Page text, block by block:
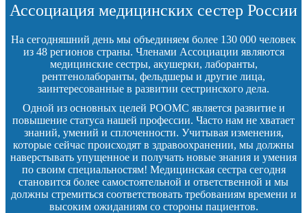
Ассоциация медицинских сестер России
На сегодняшний день мы объединяем более 130 000 человек
из 48 регионов страны. Членами Ассоциации являются
медицинские сестры, акушерки, лаборанты,
рентгенолаборанты, фельдшеры и другие лица,
заинтересованные в развитии сестринского дела.
Одной из основных целей РООМС является развитие и
повышение статуса нашей профессии. Часто нам не хватает
знаний, умений и сплоченности. Учитывая изменения,
которые сейчас происходят в здравоохранении, мы должны
наверстывать упущенное и получать новые знания и умения
по своим специальностям! Медицинская сестра сегодня
становится более самостоятельной и ответственной и мы
должны стремиться соответствовать требованиям времени и
высоким ожиданиям со стороны пациентов.